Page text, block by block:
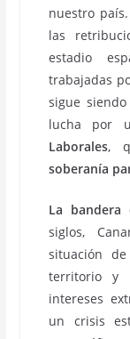
nuestro
las
estadio
trabajadas
sigue
lucha por
Laborales,
soberanía
La bandera
siglos,
situación
territorio y
intereses
un crisis